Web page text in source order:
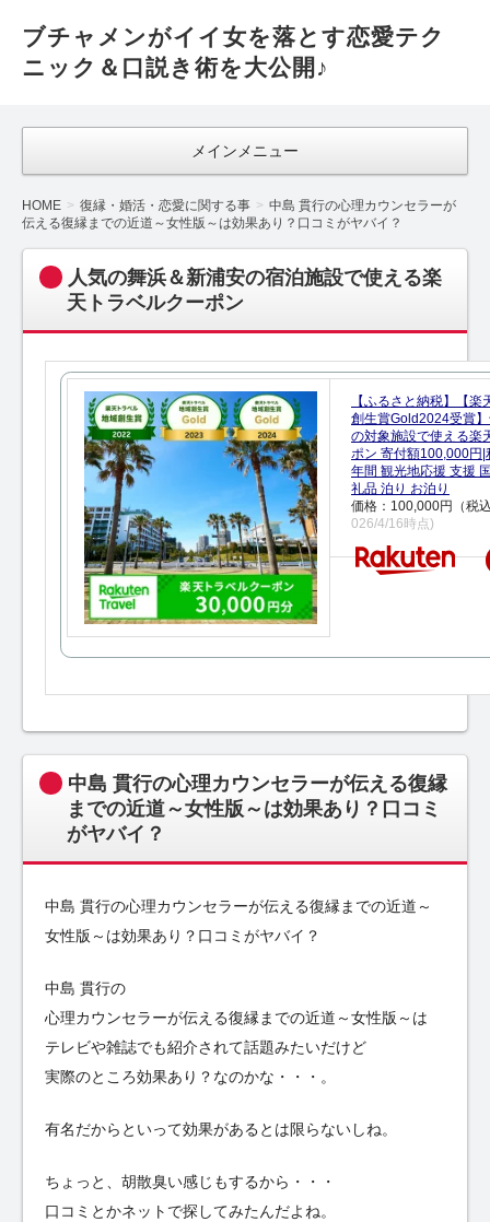
ブチャメンがイイ女を落とす恋愛テク
ニック＆口説き術を大公開♪
メインメニュー
HOME 復縁・婚活・恋愛に関する事
中島 貫行の心理カウンセラーが
伝える復縁までの近道～女性版～は効果あり？口コミがヤバイ？
人気の舞浜＆新浦安の宿泊施設で使える楽
天トラベルクーポン
【ふるさと納税】【楽
創生賞Gold2024受賞
の対象施設で使える楽
ポン 寄付額100,000円|
年間 観光地応援 支援
礼品 泊り お泊り
価格：100,000円（税
026/4/16時点)
中島 貫行の心理カウンセラーが伝える復縁
までの近道～女性版～は効果あり？口コミ
がヤバイ？
中島 貫行の心理カウンセラーが伝える復縁までの近道～
女性版～は効果あり？口コミがヤバイ？
中島 貫行の
心理カウンセラーが伝える復縁までの近道～女性版～は
テレビや雑誌でも紹介されて話題みたいだけど
実際のところ効果あり？なのかな・・・。
有名だからといって効果があるとは限らないしね。
ちょっと、胡散臭い感じもするから・・・
口コミとかネットで探してみたんだよね。